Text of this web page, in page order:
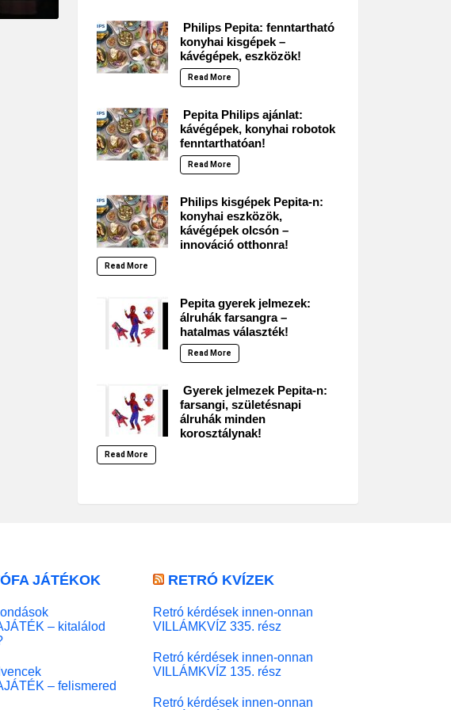
Philips Pepita: fenntartható
konyhai kisgépek –
kávégépek, eszközök!
Read More
Pepita Philips ajánlat:
kávégépek, konyhai robotok
fenntarthatóan!
Read More
Philips kisgépek Pepita-n:
konyhai eszközök,
kávégépek olcsón –
innováció otthonra!
Read More
Pepita gyerek jelmezek:
álruhák farsangra –
hatalmas választék!
Read More
Gyerek jelmezek Pepita-n:
farsangi, születésnapi
álruhák minden
korosztálynak!
Read More
JÁTÉKOK
– kitalálod
– felismered
RETRÓ KVÍZEK
Retró kérdések innen-onnan
VILLÁMKVÍZ 335. rész
Retró kérdések innen-onnan
VILLÁMKVÍZ 135. rész
Retró kérdések innen-onnan